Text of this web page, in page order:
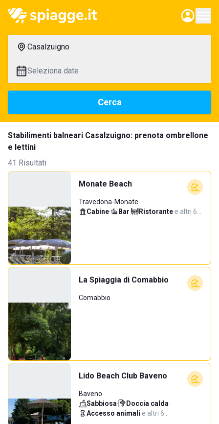
Casalzuigno
Seleziona date
Cerca
Stabilimenti balneari Casalzuigno: prenota ombrellone
e lettini
41 Risultati
Monate Beach
Travedona-Monate
Cabine· Bar· Ristorante·e altri 6…
La Spiaggia di Comabbio
Comabbio
Lido Beach Club Baveno
Baveno
Sabbiosa· Doccia calda·
Accesso animali·e altri 6…